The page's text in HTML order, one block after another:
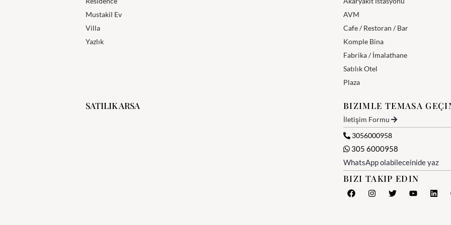
Mustakil Ev
Villa
Yazlık
AVM
Cafe / Restoran / Bar
Komple Bina
Fabrika / İmalathane
Satılık Otel
Plaza
SATILIK ARSA BIZIMLE TEMASA
İletişim Formu
3056000958
305 6000958
WhatsApp olabileceinide yaz
BIZI TAKIP EDIN